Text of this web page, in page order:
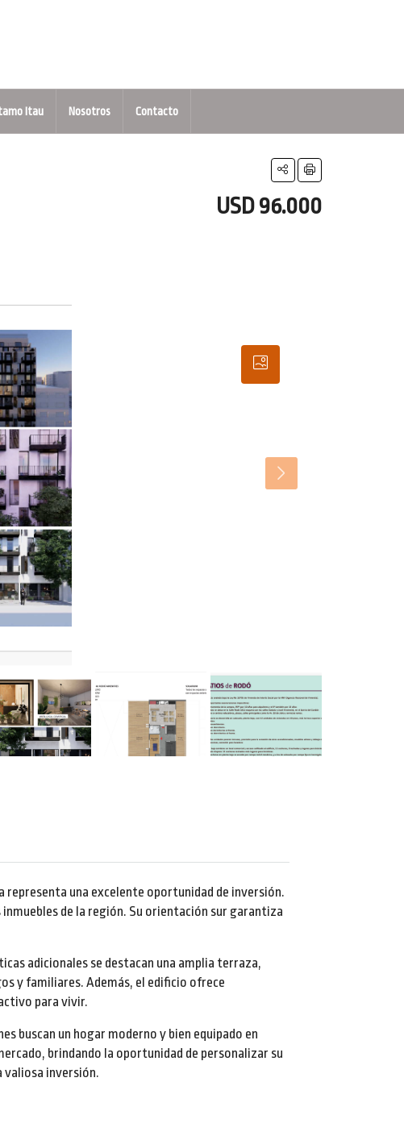
Itau Nosotros Contacto
USD 96.000
representa una excelente oportunidad de inversión.
de la región. Su orientación sur garantiza
adicionales se destacan una amplia terraza,
y familiares. Además, el edificio ofrece
para vivir.
buscan un hogar moderno y bien equipado en
brindando la oportunidad de personalizar su
valiosa inversión.